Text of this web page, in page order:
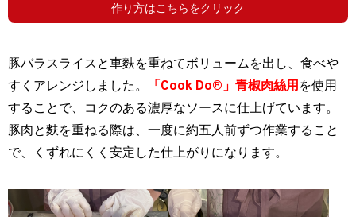
作り方はこちらをクリック
豚バラスライスと車麩を重ねてボリュームを出し、食べや
すくアレンジしました。
「Cook Do®」青椒肉絲用 を使用
することで、コクのある濃厚なソースに仕上げています。
豚肉と麩を重ねる際は、一度に約五人前ずつ作業すること
で、くずれにくく安定した仕上がりになります。